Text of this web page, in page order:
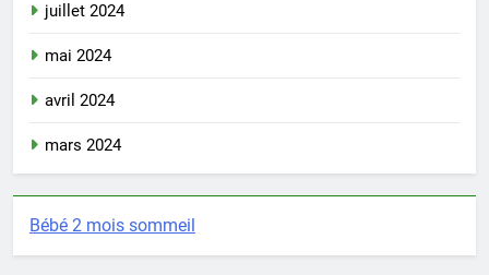
juillet 2024
mai 2024
avril 2024
mars 2024
Bébé 2 mois sommeil